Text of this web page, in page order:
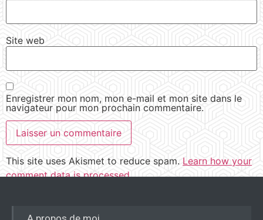
Site web
Enregistrer mon nom, mon e-mail et mon site dans le
navigateur pour mon prochain commentaire.
This site uses Akismet to reduce spam. Learn how your
comment data is processed.